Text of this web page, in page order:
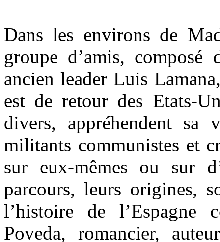
Dans les environs de
groupe d’amis, composé
ancien leader Luis
est de retour des Etats-
divers, appréhendent
militants communistes et
sur eux-mêmes ou sur
parcours, leurs origines,
l’histoire de l’Espagne
Poveda, romancier,